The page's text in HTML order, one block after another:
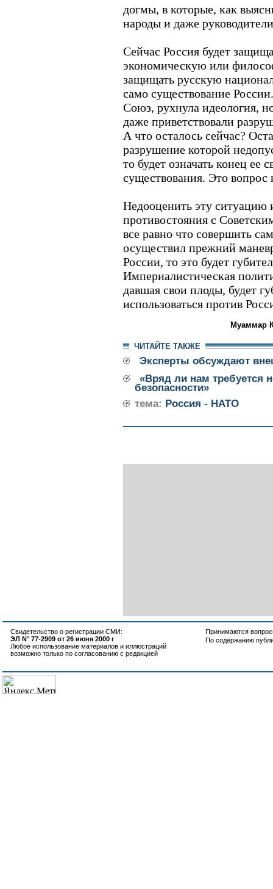
догмы, в которые, как
народы и даже
Сейчас Россия будет
экономическую или
защищать русскую
само существование
Союз, рухнула идеология,
даже приветствовали
А что осталось сейчас?
разрушение которой
то будет означать конец ее
существования. Это
Недооценить эту ситуацию
противостояния с
все равно что совершить
осуществил прежний
России, то это будет
Империалистическая
давшая свои плоды, будет
использоваться против
Муаммар
ЧИТАЙТЕ ТАКЖЕ
Эксперты обсуждают
«Вряд ли нам требуется
безопасности»
тема: Россия - НАТО
Свидетельство о регистрации СМИ:
ЭЛ N° 77-2909 от 26 июня 2000 г
Любое использование материалов и иллюстраций
возможно только по согласованию с редакцией
Принимаются
По содержанию